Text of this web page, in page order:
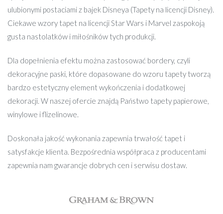
ulubionymi postaciami z bajek Disneya (Tapety na licencji Disney).
Ciekawe wzory tapet na licencji Star Wars i Marvel zaspokoją
gusta nastolatków i miłośników tych produkcji.
Dla dopełnienia efektu można zastosować bordery, czyli
dekoracyjne paski, które dopasowane do wzoru tapety tworzą
bardzo estetyczny element wykończenia i dodatkowej
dekoracji. W naszej ofercie znajdą Państwo tapety papierowe,
winylowe i flizelinowe.
Doskonała jakość wykonania zapewnia trwałość tapet i
satysfakcje klienta. Bezpośrednia współpraca z producentami
zapewnia nam gwarancje dobrych cen i serwisu dostaw.